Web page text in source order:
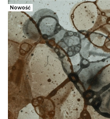
Nowość